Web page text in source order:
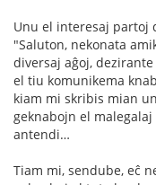
Unu el interesaj partoj
"Saluton, nekonata
diversaj aĝoj,
el tiu komunikema
kiam mi skribis mian
geknabojn el
antendi…
Tiam mi, sendube, eĉ